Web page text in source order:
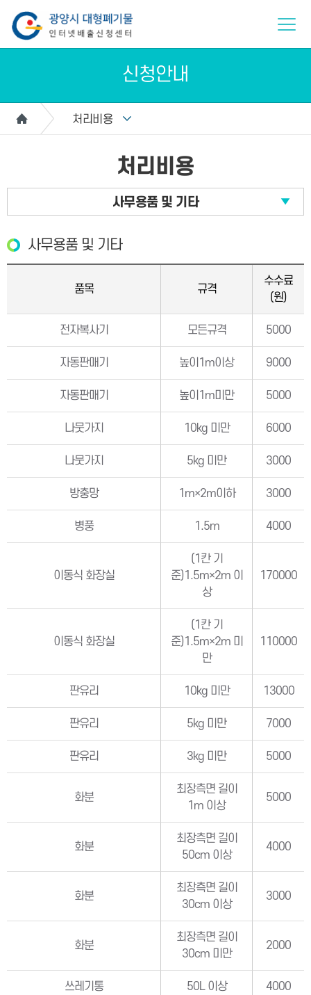
신청안내
처리비용
처리비용
사무용품 및 기타
사무용품 및 기타
품목 규격
수수료
(원)
전자복사기 모든규격 5000
자동판매기 높이1m이상 9000
자동판매기 높이1m미만 5000
나뭇가지 10kg 미만 6000
나뭇가지 5kg 미만 3000
방충망 1m×2m이하 3000
병풍 1.5m 4000
이동식 화장실
(1칸 기
준)1.5m×2m 이
상
170000
이동식 화장실
(1칸 기
준)1.5m×2m 미
만
110000
판유리 10kg 미만 13000
판유리 5kg 미만 7000
판유리 3kg 미만 5000
화분
최장측면 길이
1m 이상
5000
화분
최장측면 길이
50cm 이상
4000
화분
최장측면 길이
30cm 이상
3000
화분
최장측면 길이
30cm 미만
2000
쓰레기통 50L 이상 4000